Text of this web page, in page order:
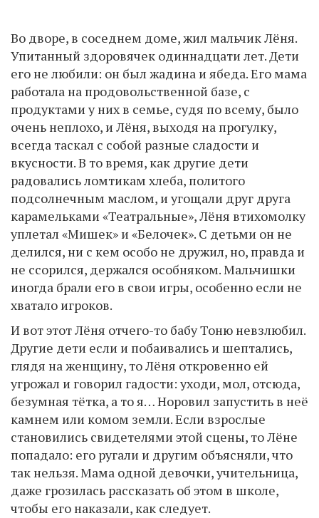
Во дворе, в соседнем доме, жил мальчик Лёня.
Упитанный здоровячек одиннадцати лет. Дети
его не любили: он был жадина и ябеда. Его мама
работала на продовольственной базе, с
продуктами у них в семье, судя по всему, было
очень неплохо, и Лёня, выходя на прогулку,
всегда таскал с собой разные сладости и
вкусности. В то время, как другие дети
радовались ломтикам хлеба, политого
подсолнечным маслом, и угощали друг друга
карамельками «Театральные», Лёня втихомолку
уплетал «Мишек» и «Белочек». С детьми он не
делился, ни с кем особо не дружил, но, правда и
не ссорился, держался особняком. Мальчишки
иногда брали его в свои игры, особенно если не
хватало игроков.
И вот этот Лёня отчего-то бабу Тоню невзлюбил.
Другие дети если и побаивались и шептались,
глядя на женщину, то Лёня откровенно ей
угрожал и говорил гадости: уходи, мол, отсюда,
безумная тётка, а то я… Норовил запустить в неё
камнем или комом земли. Если взрослые
становились свидетелями этой сцены, то Лёне
попадало: его ругали и другим объясняли, что
так нельзя. Мама одной девочки, учительница,
даже грозилась рассказать об этом в школе,
чтобы его наказали, как следует.